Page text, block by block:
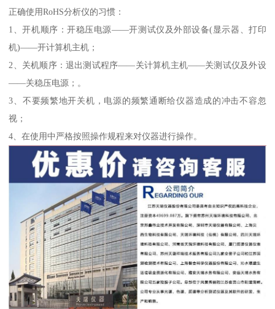
正确使用RoHS分析仪的习惯：
1、开机顺序：开稳压电源——开测试仪及外部设备(显示器、打印
机)——开计算机主机；
2、关机顺序：退出测试程序——关计算机主机——关测试仪及外设
——关稳压电源；。
3、不要频繁地开关机，电源的频繁通断给仪器造成的冲击不容忽
视；
4、在使用中严格按照操作规程来对仪器进行操作。